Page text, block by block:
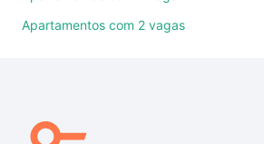
comodidades, como piscina,
Qual o preço de Apartamentos
Apartamentos com 2 vagas